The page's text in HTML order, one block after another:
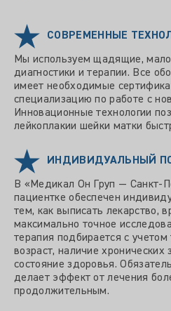
СОВРЕМЕННЫЕ
Мы используем щадящие,
диагностики и терапии. Все
имеет необходимые
специализацию по работе с
Инновационные технологии
лейкоплакии шейки матки
ИНДИВИДУАЛЬНЫЙ
В «Медикал Он Груп — Санкт-
пациентке обеспечен
тем, как выписать лекарство,
максимально точное
терапия подбирается с учетом
возраст, наличие хронических
состояние здоровья.
делает эффект от лечения
продолжительным.